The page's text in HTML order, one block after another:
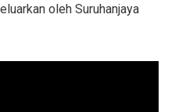
oleh Suruhanjaya